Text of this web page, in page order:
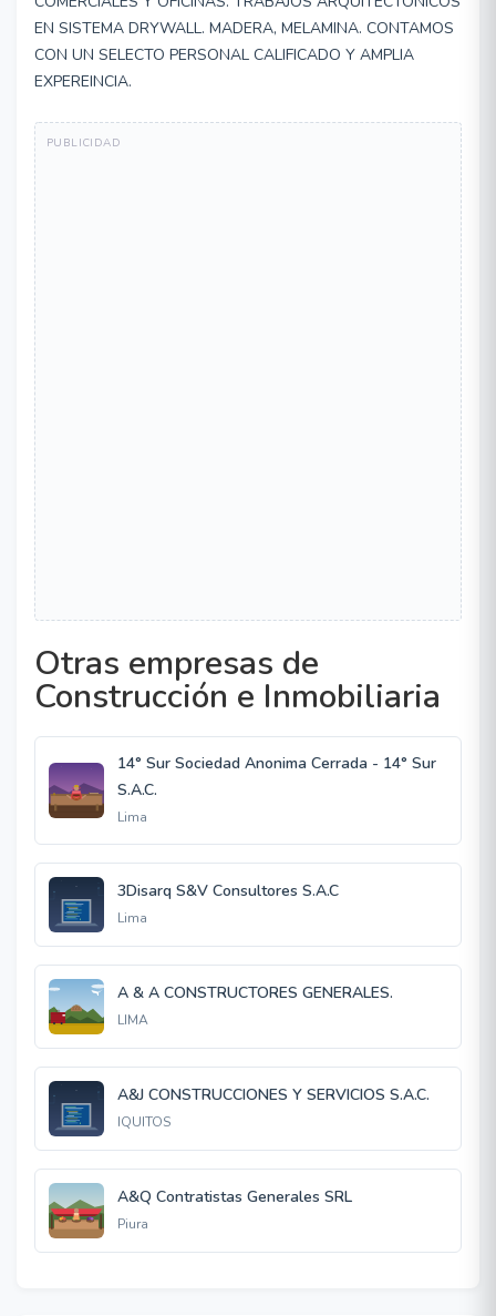
EN SISTEMA DRYWALL. MADERA, MELAMINA. CONTAMOS
CON UN SELECTO PERSONAL CALIFICADO Y AMPLIA
EXPEREINCIA.
Otras empresas de
Construcción e Inmobiliaria
14° Sur Sociedad Anonima Cerrada - 14° Sur
S.A.C.
Lima
3Disarq S&V Consultores S.A.C
Lima
A & A CONSTRUCTORES GENERALES.
LIMA
A&J CONSTRUCCIONES Y SERVICIOS S.A.C.
IQUITOS
A&Q Contratistas Generales SRL
Piura